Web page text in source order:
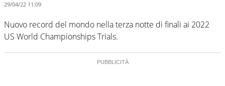
29/04/22 11:09
Nuovo record del mondo nella terza notte di finali ai 2022
US World Championships Trials.